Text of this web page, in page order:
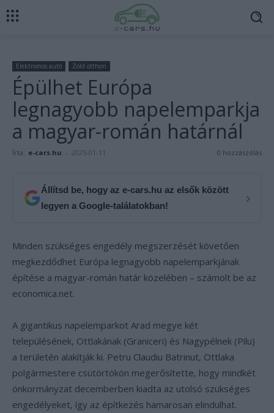
Elektromos autó Zöld otthon
Épülhet Európa
legnagyobb napelemparkja
a magyar-román határnál
Írta: e-cars.hu - 2025-01-11 0 hozzászólás
Állítsd be, hogy az e-cars.hu az elsők között
legyen a Google-találatokban!
›
Minden szükséges engedély megszerzését követően
megkezdődhet Európa legnagyobb napelemparkjának
építése a magyar-román határ közelében – számolt be az
economica.net.
A gigantikus napelemparkot Arad megye két
településének, Ottlakának (Graniceri) és Nagypélnek (Pilu)
a területén alakítják ki. Petru Claudiu Batrinut, Ottlaka
polgármestere csütörtökön megerősítette, hogy mindkét
önkormányzat decemberben kiadta az utolsó szükséges
engedélyeket, így az építkezés hamarosan elindulhat.